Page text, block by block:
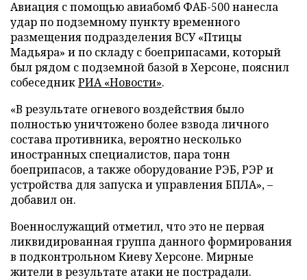
Авиация с помощью авиабомб ФАБ-500 нанесла
удар по подземному пункту временного
размещения подразделения ВСУ «Птицы
Мадьяра» и по складу с боеприпасами, который
был рядом с подземной базой в Херсоне, пояснил
собеседникРИА «Новости».
«В результате огневого воздействия было
полностью уничтожено более взвода личного
состава противника, вероятно несколько
иностранных специалистов, пара тонн
боеприпасов, а также оборудование РЭБ, РЭР и
устройства для запуска и управления БПЛА», –
добавил он.
Военнослужащий отметил, что это не первая
ликвидированная группа данного формирования
в подконтрольном Киеву Херсоне. Мирные
жители в результате атаки не пострадали.